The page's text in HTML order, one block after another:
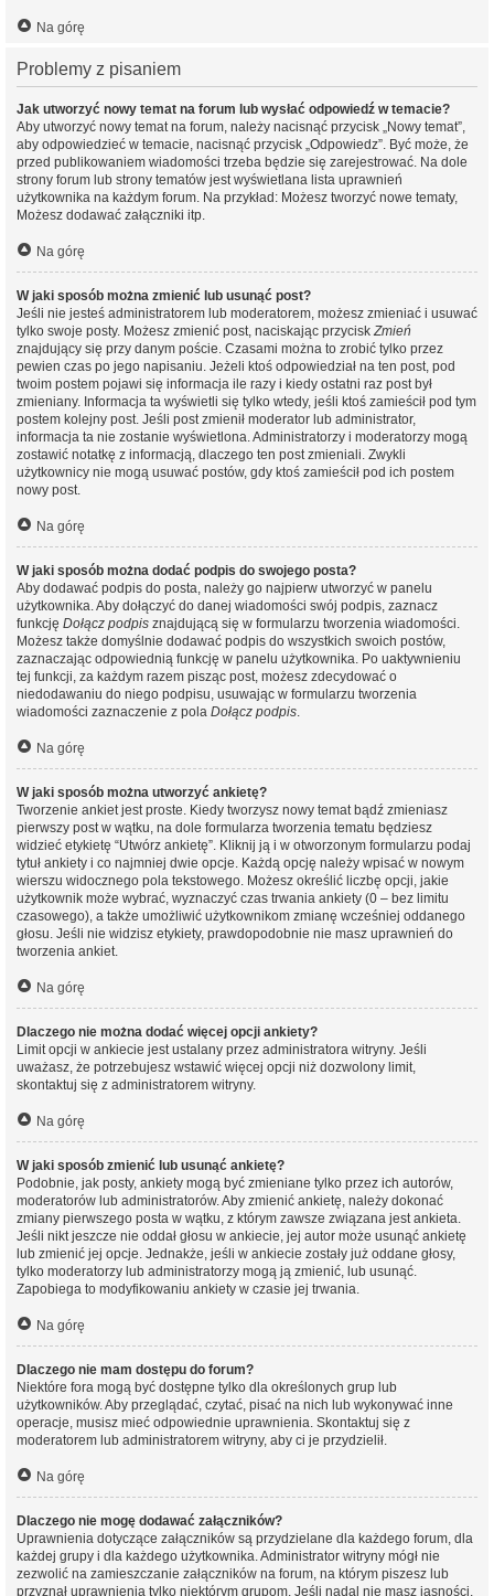
Na górę
Problemy z pisaniem
Jak utworzyć nowy temat na forum lub wysłać odpowiedź w temacie?
Aby utworzyć nowy temat na forum, należy nacisnąć przycisk „Nowy temat”,
aby odpowiedzieć w temacie, nacisnąć przycisk „Odpowiedz”. Być może, że
przed publikowaniem wiadomości trzeba będzie się zarejestrować. Na dole
strony forum lub strony tematów jest wyświetlana lista uprawnień
użytkownika na każdym forum. Na przykład: Możesz tworzyć nowe tematy,
Możesz dodawać załączniki itp.
Na górę
W jaki sposób można zmienić lub usunąć post?
Jeśli nie jesteś administratorem lub moderatorem, możesz zmieniać i usuwać
tylko swoje posty. Możesz zmienić post, naciskając przyciskZmień
znajdujący się przy danym poście. Czasami można to zrobić tylko przez
pewien czas po jego napisaniu. Jeżeli ktoś odpowiedział na ten post, pod
twoim postem pojawi się informacja ile razy i kiedy ostatni raz post był
zmieniany. Informacja ta wyświetli się tylko wtedy, jeśli ktoś zamieścił pod tym
postem kolejny post. Jeśli post zmienił moderator lub administrator,
informacja ta nie zostanie wyświetlona. Administratorzy i moderatorzy mogą
zostawić notatkę z informacją, dlaczego ten post zmieniali. Zwykli
użytkownicy nie mogą usuwać postów, gdy ktoś zamieścił pod ich postem
nowy post.
Na górę
W jaki sposób można dodać podpis do swojego posta?
Aby dodawać podpis do posta, należy go najpierw utworzyć w panelu
użytkownika. Aby dołączyć do danej wiadomości swój podpis, zaznacz
funkcję Dołącz podpis znajdującą się w formularzu tworzenia wiadomości.
Możesz także domyślnie dodawać podpis do wszystkich swoich postów,
zaznaczając odpowiednią funkcję w panelu użytkownika. Po uaktywnieniu
tej funkcji, za każdym razem pisząc post, możesz zdecydować o
niedodawaniu do niego podpisu, usuwając w formularzu tworzenia
wiadomości zaznaczenie z pola Dołącz podpis.
Na górę
W jaki sposób można utworzyć ankietę?
Tworzenie ankiet jest proste. Kiedy tworzysz nowy temat bądź zmieniasz
pierwszy post w wątku, na dole formularza tworzenia tematu będziesz
widzieć etykietę “Utwórz ankietę”. Kliknij ją i w otworzonym formularzu podaj
tytuł ankiety i co najmniej dwie opcje. Każdą opcję należy wpisać w nowym
wierszu widocznego pola tekstowego. Możesz określić liczbę opcji, jakie
użytkownik może wybrać, wyznaczyć czas trwania ankiety (0 – bez limitu
czasowego), a także umożliwić użytkownikom zmianę wcześniej oddanego
głosu. Jeśli nie widzisz etykiety, prawdopodobnie nie masz uprawnień do
tworzenia ankiet.
Na górę
Dlaczego nie można dodać więcej opcji ankiety?
Limit opcji w ankiecie jest ustalany przez administratora witryny. Jeśli
uważasz, że potrzebujesz wstawić więcej opcji niż dozwolony limit,
skontaktuj się z administratorem witryny.
Na górę
W jaki sposób zmienić lub usunąć ankietę?
Podobnie, jak posty, ankiety mogą być zmieniane tylko przez ich autorów,
moderatorów lub administratorów. Aby zmienić ankietę, należy dokonać
zmiany pierwszego posta w wątku, z którym zawsze związana jest ankieta.
Jeśli nikt jeszcze nie oddał głosu w ankiecie, jej autor może usunąć ankietę
lub zmienić jej opcje. Jednakże, jeśli w ankiecie zostały już oddane głosy,
tylko moderatorzy lub administratorzy mogą ją zmienić, lub usunąć.
Zapobiega to modyfikowaniu ankiety w czasie jej trwania.
Na górę
Dlaczego nie mam dostępu do forum?
Niektóre fora mogą być dostępne tylko dla określonych grup lub
użytkowników. Aby przeglądać, czytać, pisać na nich lub wykonywać inne
operacje, musisz mieć odpowiednie uprawnienia. Skontaktuj się z
moderatorem lub administratorem witryny, aby ci je przydzielił.
Na górę
Dlaczego nie mogę dodawać załączników?
Uprawnienia dotyczące załączników są przydzielane dla każdego forum, dla
każdej grupy i dla każdego użytkownika. Administrator witryny mógł nie
zezwolić na zamieszczanie załączników na forum, na którym piszesz lub
przyznał uprawnienia tylko niektórym grupom. Jeśli nadal nie masz jasności,